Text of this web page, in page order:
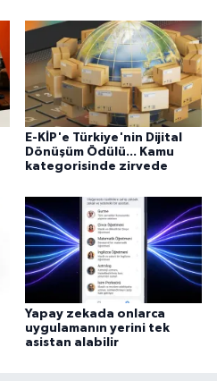
E-KİP'e Türkiye'nin Dijital
Dönüşüm Ödülü... Kamu
kategorisinde zirvede
Yapay zekada onlarca
uygulamanın yerini tek
asistan alabilir